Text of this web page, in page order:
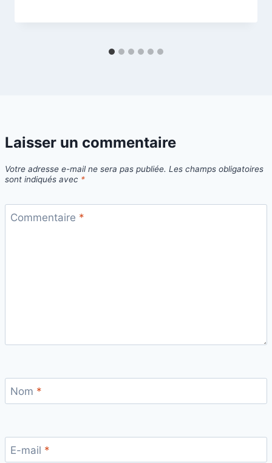
Laisser un commentaire
Votre adresse e-mail ne sera pas publiée. Les champs obligatoires
sont indiqués avec *
Commentaire *
Nom *
E-mail *